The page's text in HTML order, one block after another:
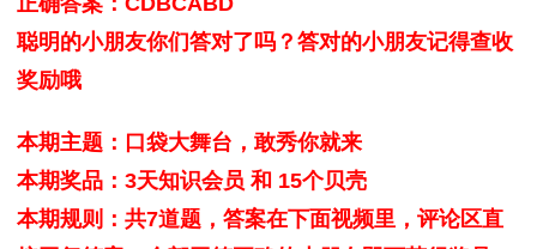
聪明的小朋友你们答对了吗？答对的小朋友记得查收
奖励哦
本期主题：口袋大舞台，敢秀你就来
本期奖品：3天知识会员 和 15个贝壳
本期规则：共7道题，答案在下面视频里，评论区直